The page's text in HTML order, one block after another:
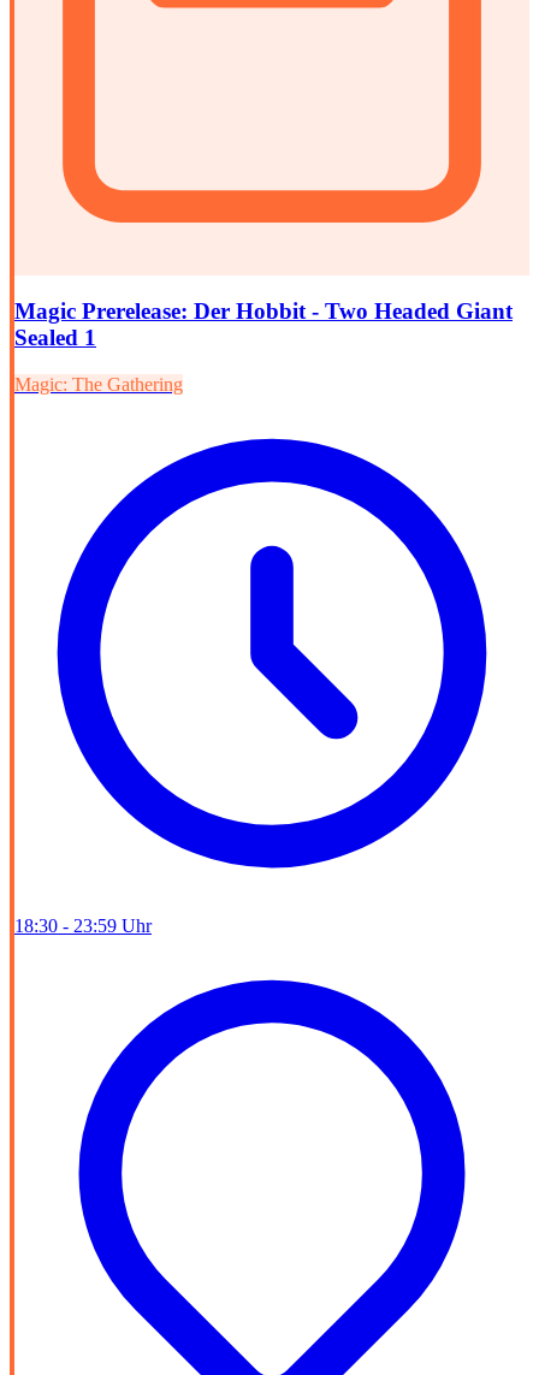
Magic Prerelease: Der Hobbit - Two Headed Giant
Sealed 1
Magic: The Gathering
18:30 - 23:59 Uhr